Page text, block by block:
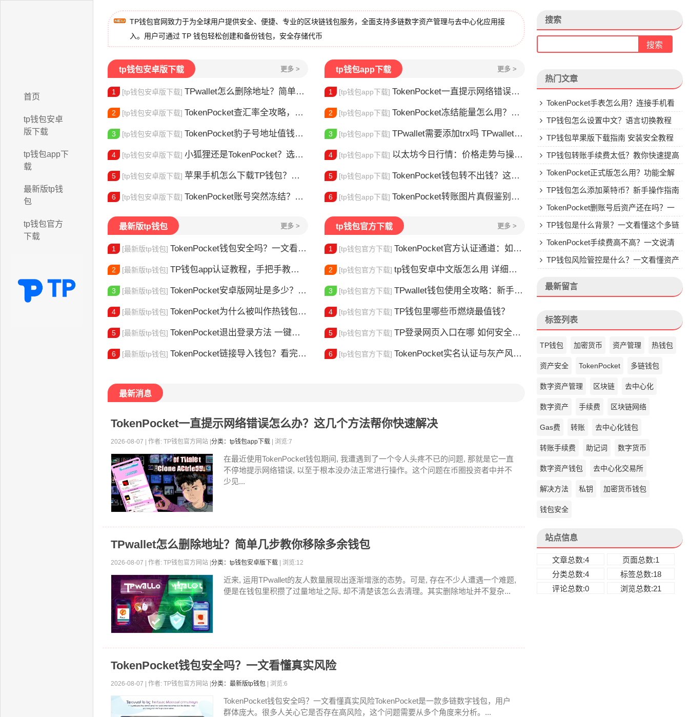
首页
tp钱包安卓
版下载
tp钱包app下
载
最新版tp钱
包
tp钱包官方
下载
TP钱包官网致力于为全球用户提供安全、便捷、专业的区块链钱包服务，全面支持多链数字资产管理与去中心化应用接
入。用户可通过 TP 钱包轻松创建和备份钱包，安全存储代币
tp钱包安卓版下载 更多 >
1 [tp钱包安卓版下载] TPwallet怎么删除地址？简单几步教你移除多余钱包
2 [tp钱包安卓版下载] TokenPocket查汇率全攻略，新手一看就会
3 [tp钱包安卓版下载] TokenPocket豹子号地址值钱吗？新手看完这篇就懂了
4 [tp钱包安卓版下载] 小狐狸还是TokenPocket？选对钱包很重要
5 [tp钱包安卓版下载] 苹果手机怎么下载TP钱包？安装教程来了
6 [tp钱包安卓版下载] TokenPocket账号突然冻结？三步教你快速解冻
tp钱包app下载 更多 >
1 [tp钱包app下载] TokenPocket一直提示网络错误怎么办？这几个方法帮你快速解决
2 [tp钱包app下载] TokenPocket冻结能量怎么用？TRX冻结获取能量详解
3 [tp钱包app下载] TPwallet需要添加trx吗 TPwallet要不要充TRX？一文说清
4 [tp钱包app下载] 以太坊今日行情：价格走势与操作建议
5 [tp钱包app下载] TokenPocket钱包转不出钱？这几种情况你可能遇到过
6 [tp钱包app下载] TokenPocket转账图片真假鉴别全攻略
最新版tp钱包 更多 >
1 [最新版tp钱包] TokenPocket钱包安全吗？一文看懂真实风险
2 [最新版tp钱包] TP钱包app认证教程，手把手教你完成身份验证
3 [最新版tp钱包] TokenPocket安卓版网址是多少？一文教你安全下载
4 [最新版tp钱包] TokenPocket为什么被叫作热钱包？一文讲清楚
5 [最新版tp钱包] TokenPocket退出登录方法 一键切换账号超简单
6 [最新版tp钱包] TokenPocket链接导入钱包？看完这篇就懂了
tp钱包官方下载 更多 >
1 [tp钱包官方下载] TokenPocket官方认证通道：如何找到真正的官方渠道
2 [tp钱包官方下载] tp钱包安卓中文版怎么用 详细安装教程
3 [tp钱包官方下载] TPwallet钱包使用全攻略：新手也能快速上手掌握
4 [tp钱包官方下载] TP钱包里哪些币燃烧最值钱？
5 [tp钱包官方下载] TP登录网页入口在哪 如何安全快速登陆平台
6 [tp钱包官方下载] TokenPocket实名认证与灰产风险全解析
最新消息
TokenPocket一直提示网络错误怎么办？这几个方法帮你快速解决
2026-08-07 | 作者: TP钱包官方网站 | 分类：tp钱包app下载 | 浏览:7
在最近使用TokenPocket钱包期间, 我遭遇到了一个令人头疼不已的问题, 那就是它一直
不停地提示网络错误, 以至于根本没办法正常进行操作。这个问题在币圈投资者中并不
少见...
TPwallet怎么删除地址？简单几步教你移除多余钱包
2026-08-07 | 作者: TP钱包官方网站 | 分类：tp钱包安卓版下载 | 浏览:12
近来, 运用TPwallet的友人数量展现出逐渐增涨的态势。可是, 存在不少人遭遇一个难题,
便是在钱包里积攒了过量地址之际, 却不清楚该怎么去清理。其实删除地址并不复杂...
TokenPocket钱包安全吗？一文看懂真实风险
2026-08-07 | 作者: TP钱包官方网站 | 分类：最新版tp钱包 | 浏览:6
TokenPocket钱包安全吗？一文看懂真实风险TokenPocket是一款多链数字钱包，用户
群体庞大。很多人关心它是否存在高风险，这个问题需要从多个角度来分析。...
搜索
热门文章
TokenPocket手表怎么用？连接手机看
行情教程
TP钱包怎么设置中文？语言切换教程
TP钱包苹果版下载指南 安装安全教程
TP钱包转账手续费太低？教你快速提高
Gas费
TokenPocket正式版怎么用？功能全解
析与安全使用指南
TP钱包怎么添加莱特币？新手操作指南
TokenPocket删账号后资产还在吗？一
文讲清楚
TP钱包是什么背景？一文看懂这个多链
钱包的来头
TokenPocket手续费高不高？一文说清
楚TP钱包风险管控是什么？一文看懂资产
最新留言
标签列表
TP钱包 加密货币 资产管理 热钱包
资产安全 TokenPocket 多链钱包
数字资产管理 区块链 去中心化
数字资产 手续费 区块链网络
Gas费 转账 去中心化钱包
转账手续费 助记词 数字货币
数字资产钱包 去中心化交易所
解决方法 私钥 加密货币钱包
钱包安全
站点信息
文章总数:4
页面总数:1
分类总数:4
标签总数:18
评论总数:0
浏览总数:21